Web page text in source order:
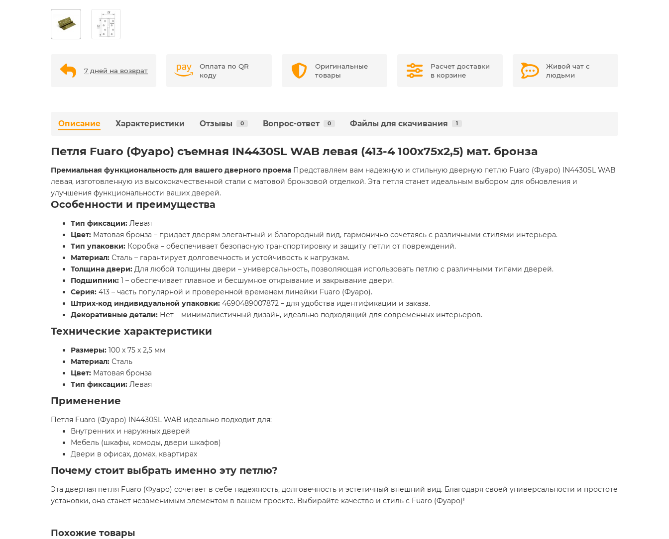
7 дней на возврат
Оплата по QR
коду
Оригинальные
товары
Расчет доставки
в корзине
Живой чат с
людьми
Описание Характеристики Отзывы 0 Вопрос-ответ 0 Файлы для скачивания 1
Петля Fuaro (Фуаро) съемная IN4430SL WAB левая (413-4 100x75x2,5) мат. бронза
Премиальная функциональность для вашего дверного проема Представляем вам надежную и стильную дверную петлю Fuaro (Фуаро) IN4430SL WAB
левая, изготовленную из высококачественной стали с матовой бронзовой отделкой. Эта петля станет идеальным выбором для обновления и
улучшения функциональности ваших дверей.
Особенности и преимущества
Тип фиксации: Левая
Цвет: Матовая бронза – придает дверям элегантный и благородный вид, гармонично сочетаясь с различными стилями интерьера.
Тип упаковки: Коробка – обеспечивает безопасную транспортировку и защиту петли от повреждений.
Материал: Сталь – гарантирует долговечность и устойчивость к нагрузкам.
Толщина двери: Для любой толщины двери – универсальность, позволяющая использовать петлю с различными типами дверей.
Подшипник: 1 – обеспечивает плавное и бесшумное открывание и закрывание двери.
Серия: 413 – часть популярной и проверенной временем линейки Fuaro (Фуаро).
Штрих-код индивидуальной упаковки: 4690489007872 – для удобства идентификации и заказа.
Декоративные детали: Нет – минималистичный дизайн, идеально подходящий для современных интерьеров.
Технические характеристики
Размеры: 100 x 75 x 2,5 мм
Материал: Сталь
Цвет: Матовая бронза
Тип фиксации: Левая
Применение
Петля Fuaro (Фуаро) IN4430SL WAB идеально подходит для:
Внутренних и наружных дверей
Мебель (шкафы, комоды, двери шкафов)
Двери в офисах, домах, квартирах
Почему стоит выбрать именно эту петлю?
Эта дверная петля Fuaro (Фуаро) сочетает в себе надежность, долговечность и эстетичный внешний вид. Благодаря своей универсальности и простоте
установки, она станет незаменимым элементом в вашем проекте. Выбирайте качество и стиль с Fuaro (Фуаро)!
Похожие товары